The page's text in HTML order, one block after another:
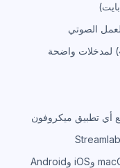
الصوتي
تطبيق ميكروفون